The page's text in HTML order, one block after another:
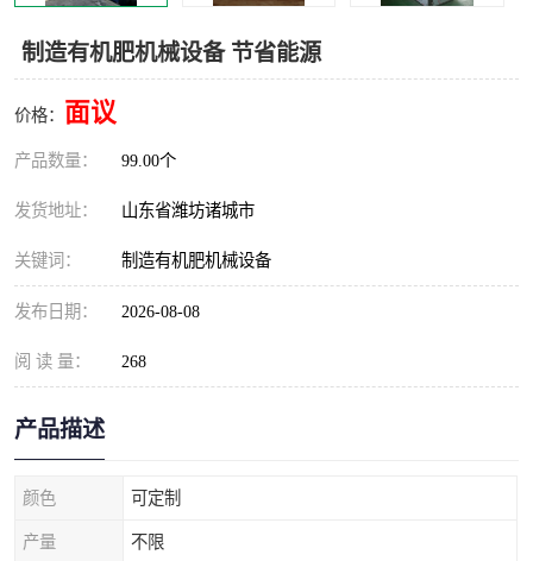
制造有机肥机械设备 节省能源
价格： 面议
产品数量： 99.00个
发货地址： 山东省潍坊诸城市
关键词： 制造有机肥机械设备
发布日期： 2026-08-08
阅 读 量： 268
产品描述
颜色 可定制
产量 不限